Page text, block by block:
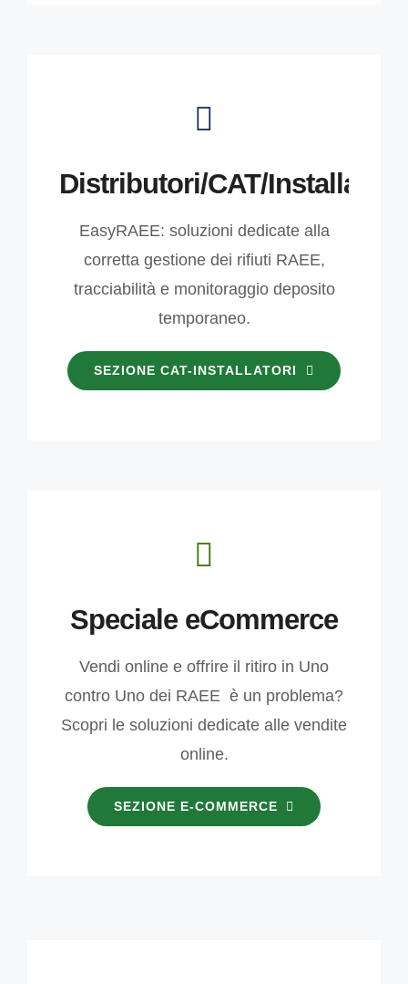
Distributori/CAT/Installatori
EasyRAEE: soluzioni dedicate alla
corretta gestione dei rifiuti RAEE,
tracciabilità e monitoraggio deposito
temporaneo.
SEZIONE CAT-INSTALLATORI
Speciale eCommerce
Vendi online e offrire il ritiro in Uno
contro Uno dei RAEE è un problema?
Scopri le soluzioni dedicate alle vendite
online.
SEZIONE E-COMMERCE